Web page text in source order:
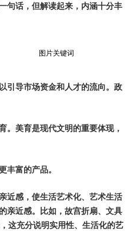
句话，但解读起来，内涵十分丰
引导市场资金和人才的流向。政
。美育是现代文明的重要体现，
丰富的产品。
近感，使生活艺术化、艺术生活
亲近感。比如，故宫折扇、文具
这充分说明实用性、生活化的艺